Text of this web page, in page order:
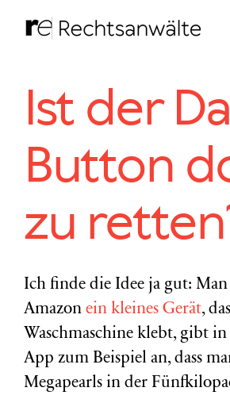
Inhalt
Ist der
Button
zu
Ich finde die Idee ja gut:
Amazon ein kleines Gerät,
Waschmaschine klebt, gibt
App zum Beispiel an, dass
Megapearls in der